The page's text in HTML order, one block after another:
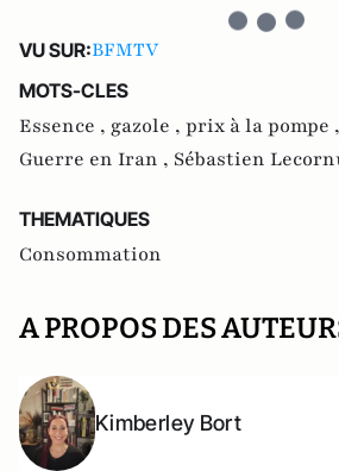
VU SUR:BFMTV
MOTS-CLES
Essence , gazole , prix à la pompe ,
Guerre en Iran , Sébastien
THEMATIQUES
Consommation
A PROPOS DES
Kimberley Bort